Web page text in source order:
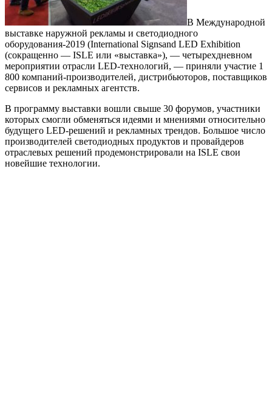
В Международной
выставке наружной рекламы и светодиодного
оборудования-2019 (International Signsand LED Exhibition
(сокращенно — ISLE или «выставка»), — четырехдневном
мероприятии отрасли LED-технологий, — приняли участие 1
800 компаний-производителей, дистрибьюторов, поставщиков
сервисов и рекламных агентств.
В программу выставки вошли свыше 30 форумов, участники
которых смогли обменяться идеями и мнениями относительно
будущего LED-решений и рекламных трендов. Большое число
производителей светодиодных продуктов и провайдеров
отраслевых решений продемонстрировали на ISLE свои
новейшие технологии.